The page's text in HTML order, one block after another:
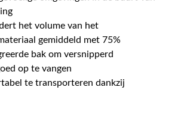
het volume van het
gemiddeld met 75%
bak om versnipperd
op te vangen
te transporteren dankzij